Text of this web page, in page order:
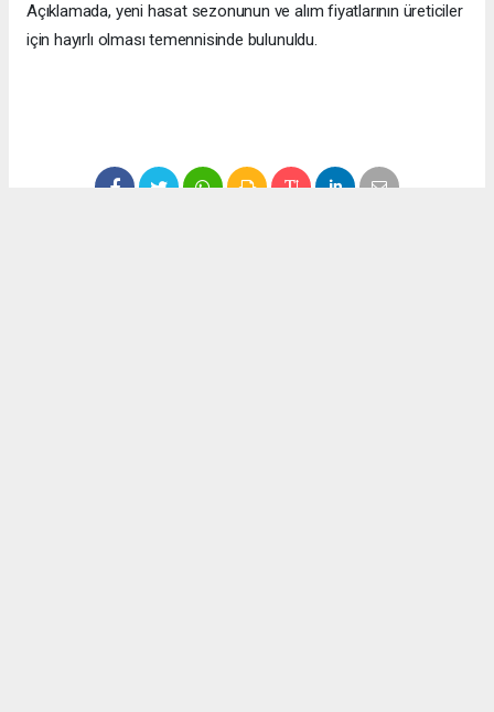
Açıklamada, yeni hasat sezonunun ve alım fiyatlarının üreticiler
için hayırlı olması temennisinde bulunuldu.